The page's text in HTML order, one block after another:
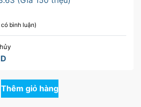
bình luận)
Thêm giỏ hàng